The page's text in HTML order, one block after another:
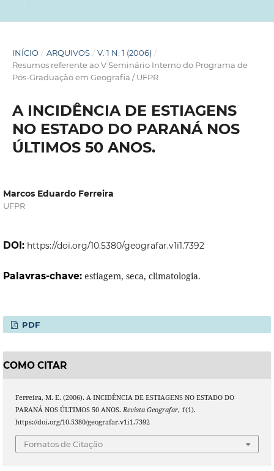
INÍCIO / ARQUIVOS / V. 1 N. 1 (2006) /
Resumos referente ao V Seminário Interno do Programa de
Pós-Graduação em Geografia / UFPR
A INCIDÊNCIA DE ESTIAGENS
NO ESTADO DO PARANÁ NOS
ÚLTIMOS 50 ANOS.
Marcos Eduardo Ferreira
UFPR
DOI: https://doi.org/10.5380/geografar.v1i1.7392
Palavras-chave: estiagem, seca, climatologia.
PDF
COMO CITAR
Ferreira, M. E. (2006). A INCIDÊNCIA DE ESTIAGENS NO ESTADO DO
PARANÁ NOS ÚLTIMOS 50 ANOS. Revista Geografar, 1(1).
https://doi.org/10.5380/geografar.v1i1.7392
Fomatos de Citação